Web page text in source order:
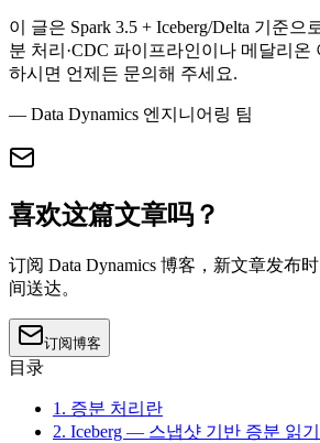
이 글은 Spark 3.5 + Iceberg/Delta 기준
분 처리·CDC 파이프라인이나 메달리온
하시면 언제든 문의해 주세요.
— Data Dynamics 엔지니어링 팀
喜欢这篇文章吗？
订阅 Data Dynamics 博客，新文章发布
间送达。
订阅博客
目录
1. 증분 처리란
2. Iceberg — 스냅샷 기반 증분 읽기